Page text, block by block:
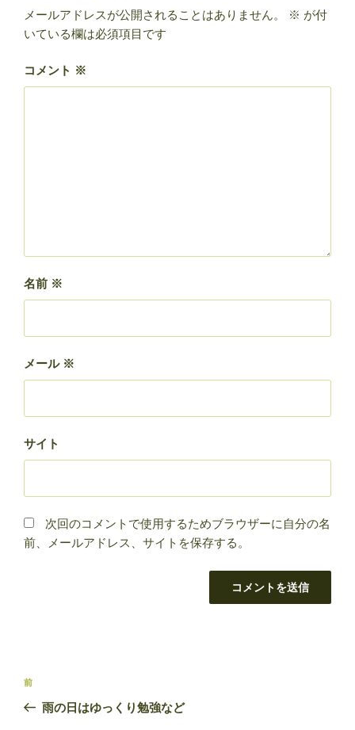
メールアドレスが公開されることはありません。 ※ が付
いている欄は必須項目です
コメント ※
名前 ※
メール ※
サイト
次回のコメントで使用するためブラウザーに自分の名
前、メールアドレス、サイトを保存する。
投
ナ
前
の
前
雨の日はゆっくり勉強など